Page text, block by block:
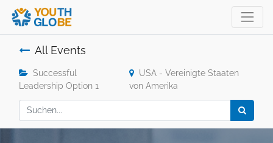
All Events
Successful
Leadership Option 1
USA - Vereinigte Staaten
von Amerika